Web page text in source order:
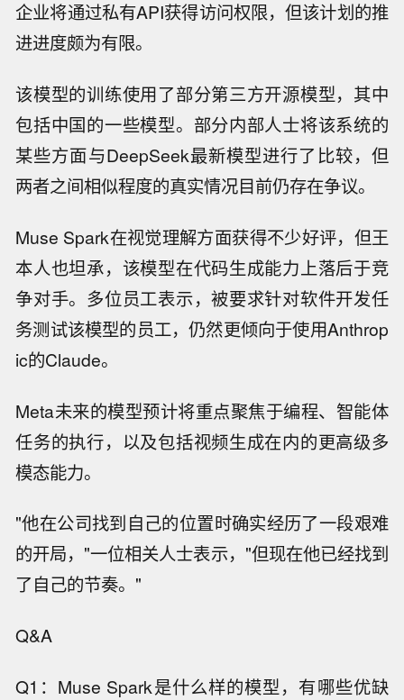
企业将通过私有API获得访问权限，但该计划的推
进进度颇为有限。
该模型的训练使用了部分第三方开源模型，其中
包括中国的一些模型。部分内部人士将该系统的
某些方面与DeepSeek最新模型进行了比较，但
两者之间相似程度的真实情况目前仍存在争议。
Muse Spark在视觉理解方面获得不少好评，但王
本人也坦承，该模型在代码生成能力上落后于竞
争对手。多位员工表示，被要求针对软件开发任
务测试该模型的员工，仍然更倾向于使用Anthrop
ic的Claude。
Meta未来的模型预计将重点聚焦于编程、智能体
任务的执行，以及包括视频生成在内的更高级多
模态能力。
"他在公司找到自己的位置时确实经历了一段艰难
的开局，"一位相关人士表示，"但现在他已经找到
了自己的节奏。"
Q&A
Q1：Muse Spark是什么样的模型，有哪些优缺